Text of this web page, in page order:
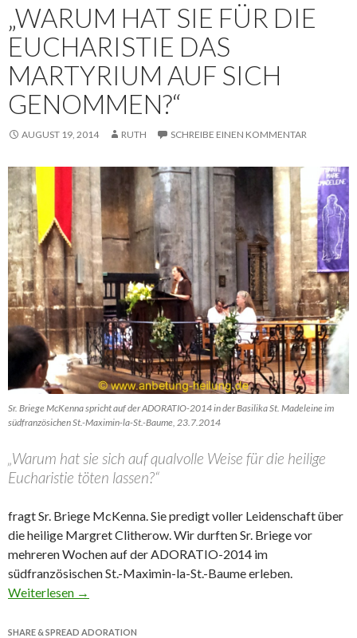
„WARUM HAT SIE FÜR DIE
EUCHARISTIE DAS
MARTYRIUM AUF SICH
GENOMMEN?“
AUGUST 19, 2014 RUTH SCHREIBE EINEN KOMMENTAR
Sr. Briege McKenna spricht auf der ADORATIO-2014 in der Basilika St. Madeleine im
südfranzösichen St.-Maximin-la-St.-Baume, 23.7.2014
„Warum hat sie sich auf qualvolle Weise für die heilige
Eucharistie töten lassen?“
fragt Sr. Briege McKenna. Sie predigt voller Leidenschaft über
die heilige Margret Clitherow. Wir durften Sr. Briege vor
mehreren Wochen auf der ADORATIO-2014 im
südfranzösischen St.-Maximin-la-St.-Baume erleben.
Weiterlesen →
SHARE & SPREAD ADORATION